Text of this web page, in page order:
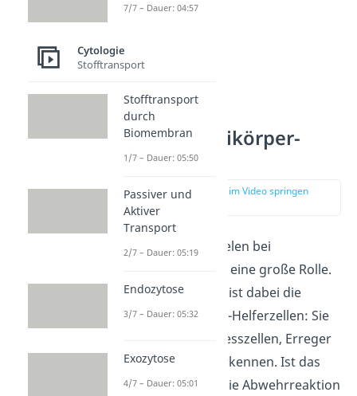
Antigen-Antikörper-
Reaktion
zur Stelle im Video springen
T-Lymphzellen
spielen bei
Abwehrreaktionen eine große Rolle.
Besonders wichtig ist dabei die
Untergruppe der T-Helferzellen: Sie
können, wie die Fresszellen, Erreger
alskörperfremd
erkennen. Ist das
der Fall, leiten sie die Abwehrreaktion
7/7 – Dauer: 04:57
Cytologie
Stofftransport
Stofftransport
durch
Biomembran
1/7 – Dauer: 05:50
Passiver und
Aktiver
Transport
2/7 – Dauer: 05:19
Endozytose
3/7 – Dauer: 05:32
Exozytose
4/7 – Dauer: 05:01